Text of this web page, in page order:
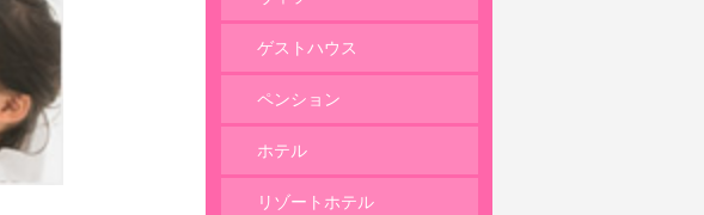
ゲストハウス
ペンション
ホテル
リゾートホテル